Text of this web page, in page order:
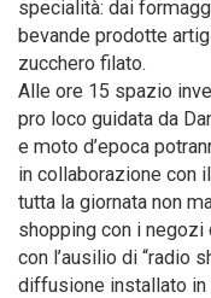
specialità: dai
bevande prodotte
zucchero filato.
Alle ore 15 spazio
pro loco guidata da
e moto d’epoca
in collaborazione con
tutta la giornata non
shopping con i negozi
con l’ausilio di “radio
diffusione installato